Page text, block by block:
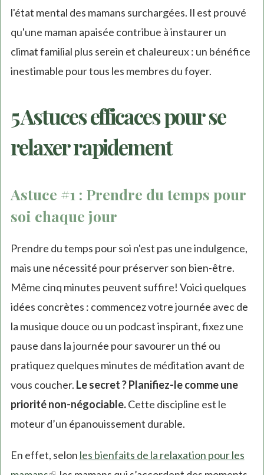
l'état mental des mamans surchargées. Il est prouvé
qu'une maman apaisée contribue à instaurer un
climat familial plus serein et chaleureux : un bénéfice
inestimable pour tous les membres du foyer.
5 Astuces efficaces pour se
relaxer rapidement
Astuce #1 : Prendre du temps pour
soi chaque jour
Prendre du temps pour soi n'est pas une indulgence,
mais une nécessité pour préserver son bien-être.
Même cinq minutes peuvent suffire! Voici quelques
idées concrètes : commencez votre journée avec de
la musique douce ou un podcast inspirant, fixez une
pause dans la journée pour savourer un thé ou
pratiquez quelques minutes de méditation avant de
vous coucher. Le secret ? Planifiez-le comme une
priorité non-négociable.Cette discipline est le
moteur d’un épanouissement durable.
En effet, selon les bienfaits de la relaxation pour les